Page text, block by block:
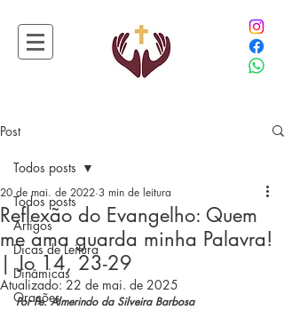
Post
Todos posts
Artigos
Dicas de Leitura
Dinâmicas
Orações
Todos posts
Reflexão do Evangelho: Quem
me ama guarda minha Palavra!
| Jo 14, 23-29
20 de mai. de 2022 3 min de leitura
Atualizado: 22 de mai. de 2025
Por Pe. Almerindo da Silveira Barbosa